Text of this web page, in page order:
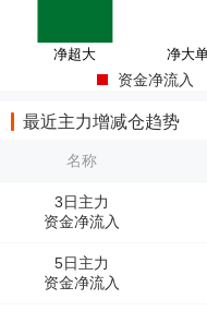
资金净流入
最近主力增减仓趋势
名称
3日主力
资金净流入
5日主力
资金净流入